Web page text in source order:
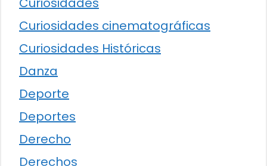
Curiosidades cinematográficas
Curiosidades Históricas
Danza
Deporte
Deportes
Derecho
Derechos